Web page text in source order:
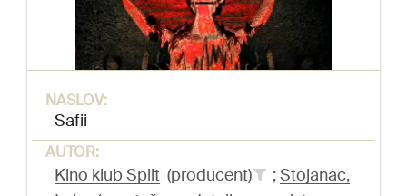
NASLOV:
Safii
AUTOR:
Kino klub Split (producent) ;Stojanac,